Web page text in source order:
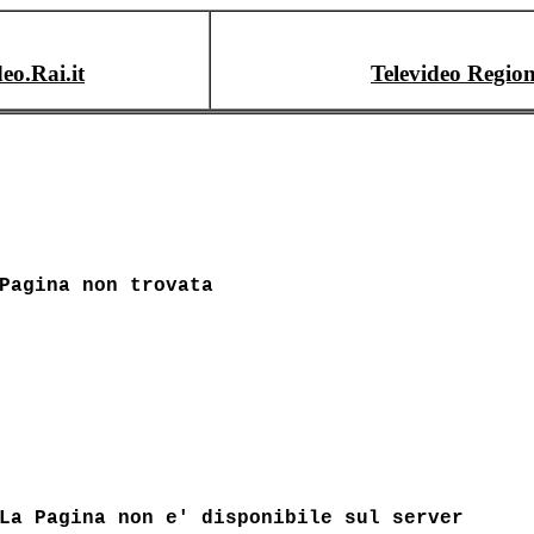
Televideo
Pagina non trovata
La Pagina non e' disponibile sul server